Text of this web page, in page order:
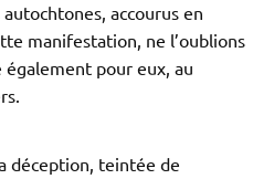
accourus en
manifestation, ne l’oublions
pour eux, au
déception, teintée de